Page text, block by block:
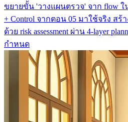
ขยายขั้น 'วางแผนตรวจ' จาก flow
+ Control จากตอน 05 มาใช้จริง สร้
ด้วย risk assessment ผ่าน 4-layer
กำหนด